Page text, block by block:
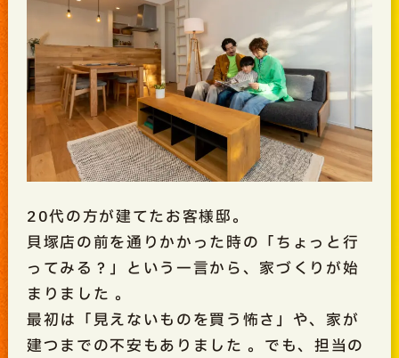
20代の方が建てたお客様邸。
貝塚店の前を通りかかった時の「ちょっと行
ってみる？」という一言から、家づくりが始
まりました 。
最初は「見えないものを買う怖さ」や、家が
建つまでの不安もありました。でも、担当の